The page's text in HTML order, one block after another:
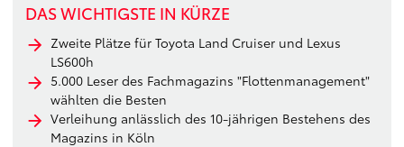
DAS WICHTIGSTE IN KÜRZE
Zweite Plätze für Toyota Land Cruiser und Lexus
LS600h
5.000 Leser des Fachmagazins "Flottenmanagement"
wählten die Besten
Verleihung anlässlich des 10-jährigen Bestehens des
Magazins in Köln